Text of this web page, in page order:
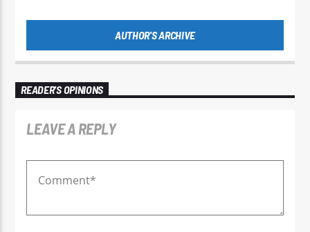
AUTHOR'S ARCHIVE
READER'S OPINIONS
LEAVE A REPLY